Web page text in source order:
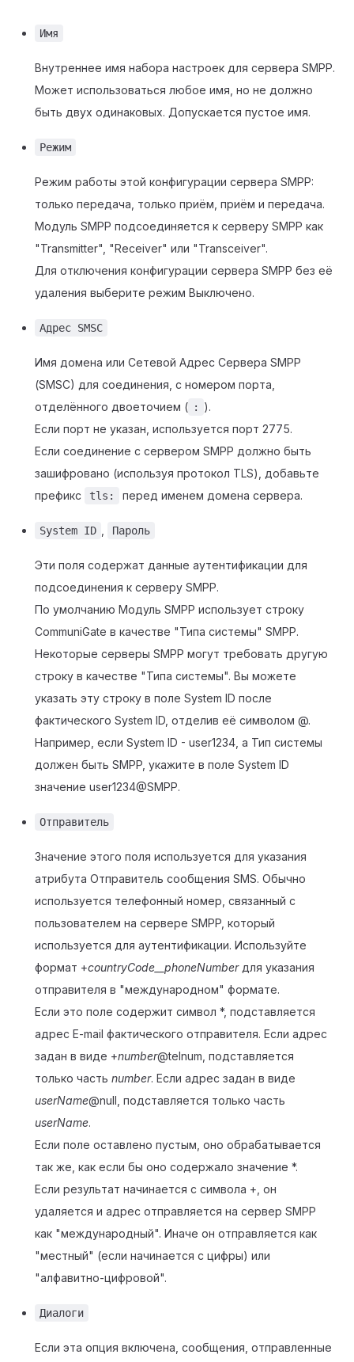
Имя
Внутреннее имя набора настроек для сервера SMPP.
Может использоваться любое имя, но не должно
быть двух одинаковых. Допускается пустое имя.
Режим
Режим работы этой конфигурации сервера SMPP:
только передача, только приём, приём и передача.
Модуль SMPP подсоединяется к серверу SMPP как
"Transmitter", "Receiver" или "Transceiver".
Для отключения конфигурации сервера SMPP без её
удаления выберите режим Выключено.
Адрес SMSC
Имя домена или Сетевой Адрес Сервера SMPP
(SMSC) для соединения, с номером порта,
отделённого двоеточием ( :
).
Если порт не указан, используется порт 2775.
Если соединение с сервером SMPP должно быть
зашифровано (используя протокол TLS), добавьте
префикс
tls: перед именем домена сервера.
System ID Пароль
Эти поля содержат данные аутентификации для
подсоединения к серверу SMPP.
По умолчанию Модуль SMPP использует строку
CommuniGate в качестве "Типа системы" SMPP.
Некоторые серверы SMPP могут требовать другую
строку в качестве "Типа системы". Вы можете
указать эту строку в поле System ID после
фактического System ID, отделив её символом @.
Например, если System ID - user1234, а Тип системы
должен быть SMPP, укажите в поле System ID
значение user1234@SMPP.
Отправитель
Значение этого поля используется для указания
атрибута Отправитель сообщения SMS. Обычно
используется телефонный номер, связанный с
пользователем на сервере SMPP, который
используется для аутентификации. Используйте
формат +countryCode__phoneNumberдля указания
отправителя в "международном" формате.
Если это поле содержит символ *, подставляется
адрес E-mail фактического отправителя. Если адрес
задан в виде +number@telnum, подставляется
только часть number. Если адрес задан в виде
userName@null, подставляется только часть
userName.
Если поле оставлено пустым, оно обрабатывается
так же, как если бы оно содержало значение *.
Если результат начинается с символа +, он
удаляется и адрес отправляется на сервер SMPP
как "международный". Иначе он отправляется как
"местный" (если начинается с цифры) или
"алфавитно-цифровой".
Диалоги
Если эта опция включена, сообщения, отправленные